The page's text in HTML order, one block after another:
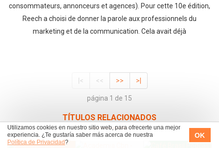
Utilizamos cookies en nuestro sitio web, para ofrecerte una mejor
experiencia. ¿Te gustaría saber más acerca de nuestra
Política de Privacidad?
OK
consommateurs, annonceurs et agences). Pour cette 10e édition,
Reech a choisi de donner la parole aux professionnels du
marketing et de la communication. Cela avait déjà
|< << >> >|
página 1 de 15
TÍTULOS RELACIONADOS